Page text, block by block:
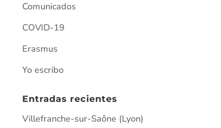
Comunicados
COVID-19
Erasmus
Yo escribo
Entradas recientes
Villefranche-sur-Saône (Lyon)